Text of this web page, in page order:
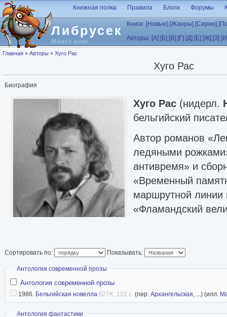
Перейти к основному содержанию
Либрусек
Много книг
Книжная полка Правила Блоги Форумы
Книги: [Новые] [Жанры] [Серии]
Авторы: [А] [Б] [В] [Г] [Д] [Е] [Ж] [З]
Вы здесь
Главная » Авторы » Хуго Рас
Хуго Рас
Биография
Хуго Рас (нидерл.
бельгийский
Автор романов
ледяными
антивремя» и
«Временный
маршрутной линии
«Фламандский
фантастическое из
доводить до парадокса логику
общественных отношении. «Я в постоянном
прекрасным и отталкивающим. И последнее
Сортировать по: Показывать:
Скрыть
Антология современной прозы
Антология современной прозы
1986. Бельгийская новелла 627K, 122 с. (пер. Архангельская, ...) (илл.
Скрыть
Антология фантастики